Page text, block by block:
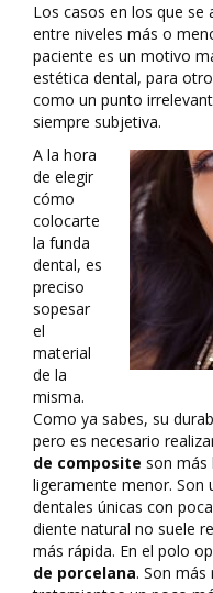
Los casos en los que se
entre niveles más o
paciente es un motivo
estética dental, para
como un punto
siempre subjetiva.
A la hora
de elegir
cómo
colocarte
la funda
dental, es
preciso
sopesar
el
material
de la
misma.
Como ya sabes, su
pero es necesario
de composite son más
ligeramente menor. Son
dentales únicas con
diente natural no suele
más rápida. En el polo
de porcelana. Son más